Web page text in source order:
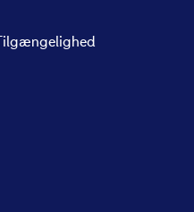
Tilgængelighed